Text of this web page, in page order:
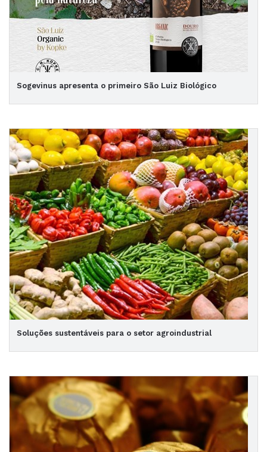
Sogevinus apresenta o primeiro São Luiz Biológico
Soluções sustentáveis para o setor agroindustrial